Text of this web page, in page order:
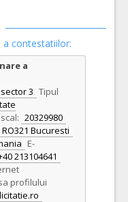
a contestatiilor:
a
3 Tipul
20329980
RO321 Bucuresti
E-
213104641
profilului